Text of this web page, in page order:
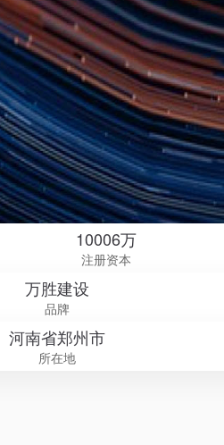
10006万
注册资本
万胜建设
品牌
河南省郑州市
所在地